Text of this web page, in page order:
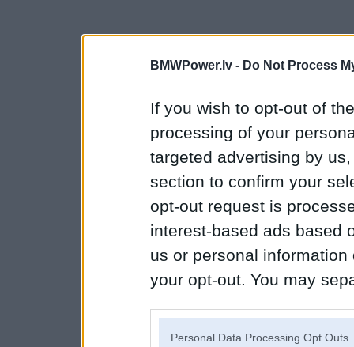
BMWPower.lv - Do Not Process
If you wish to opt-out of
processing of your
targeted advertising by
section to confirm your
opt-out request is
interest-based ads based
us or personal
your opt-out. You may
Personal Data Processing Opt Outs